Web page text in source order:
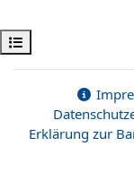
Ouvrir l’index du
Erklärung zur